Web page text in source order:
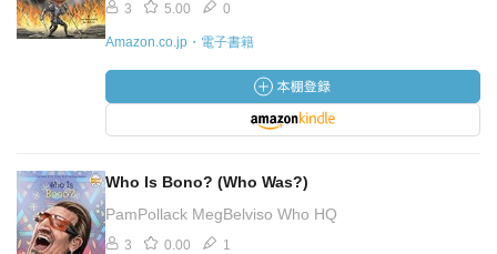
3 5.00 0
Amazon.co.jp・電子書籍
Who Is Bono? (Who Was?)
PamPollack MegBelviso Who HQ
3 0.00 1